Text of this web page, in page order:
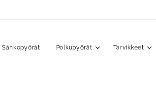
Sähköpyörät Polkupyörät Tarvikkeet